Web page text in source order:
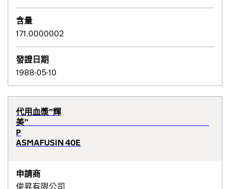
含量
171.0000002
發證日期
1988-05-10
代用血漿”輝
美”
P
ASMAFUSIN 40E
申請商
俊昇有限公司